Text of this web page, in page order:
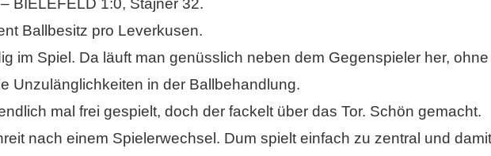
BIELEFELD 1:0, Stajner 32.
Ballbesitz pro Leverkusen.
im Spiel. Da läuft man genüsslich neben dem Gegenspieler her, ohne
Unzulänglichkeiten in der Ballbehandlung.
mal frei gespielt, doch der fackelt über das Tor. Schön gemacht.
nach einem Spielerwechsel. Dum spielt einfach zu zentral und damit